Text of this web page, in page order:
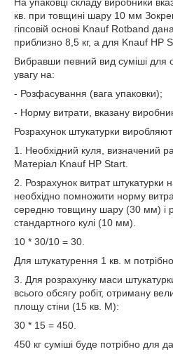
кв. при товщині шару 10 мм
гіпсовій основі Knauf Rotband
приблизно 8,5 кг, а для Knauf HP
Вибравши певний вид суміші для
увагу на:
- Розфасування (вага упаковки);
- Норму витрати, вказану
Розрахунок штукатурки
1. Необхідний куля, визначений
Матеріал Knauf HP Start.
2. Розрахунок витрат штукатурки
необхідно помножити норму
середню товщину шару (30 мм) і
стандартного кулі (10 мм).
10 * 30/10 = 30.
Для штукатурення 1 кв. м
3. Для розрахунку маси
всього обсягу робіт, отриману
площу стіни (15 кв. М):
30 * 15 = 450.
450 кг суміші буде потрібно для